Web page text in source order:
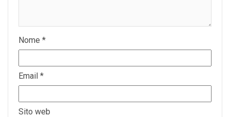
Nome *
Email *
Sito web